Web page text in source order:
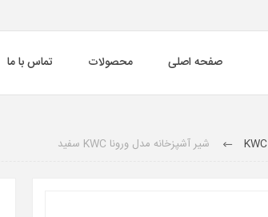
صفحه اصلی محصولات تماس با ما
KWC شیر آشپزخانه مدل ورونا KWC سفید